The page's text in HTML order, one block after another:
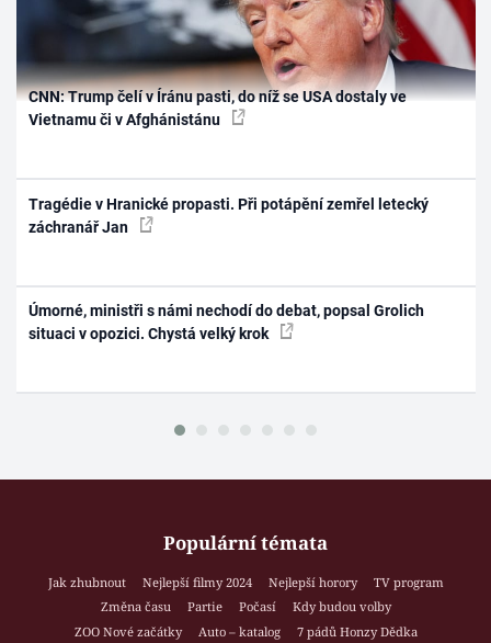
CNN: Trump čelí v Íránu pasti, do níž se USA dostaly ve
Vietnamu či v Afghánistánu
Tragédie v Hranické propasti. Při potápění zemřel letecký
záchranář Jan
Úmorné, ministři s námi nechodí do debat, popsal Grolich
situaci v opozici. Chystá velký krok
Populární témata
Jak zhubnout Nejlepší filmy 2024 Nejlepší horory
TV program
Změna času
Partie Počasí
Kdy budou volby
ZOO Nové začátky
Auto – katalog
7 pádů Honzy Dědka